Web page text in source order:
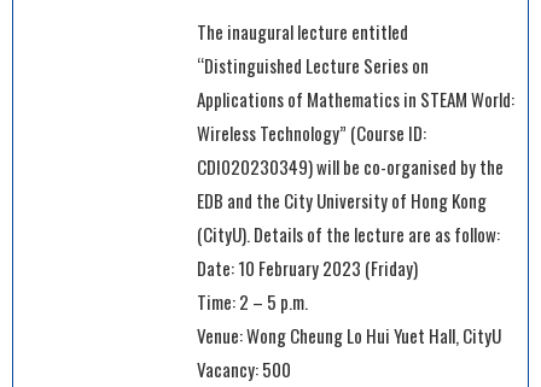
The inaugural lecture entitled
“Distinguished Lecture Series on
Applications of Mathematics in STEAM World:
Wireless Technology” (Course ID:
CDI020230349) will be co-organised by the
EDB and the City University of Hong Kong
(CityU). Details of the lecture are as follow:
Date: 10 February 2023 (Friday)
Time: 2 – 5 p.m.
Venue: Wong Cheung Lo Hui Yuet Hall, CityU
Vacancy: 500